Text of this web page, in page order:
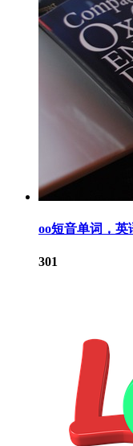
oo短音单词，英
301